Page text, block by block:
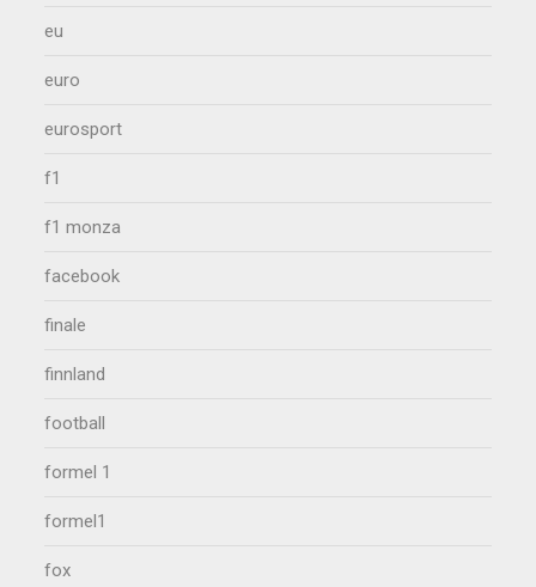
eu
euro
eurosport
f1
f1 monza
facebook
finale
finnland
football
formel 1
formel1
fox